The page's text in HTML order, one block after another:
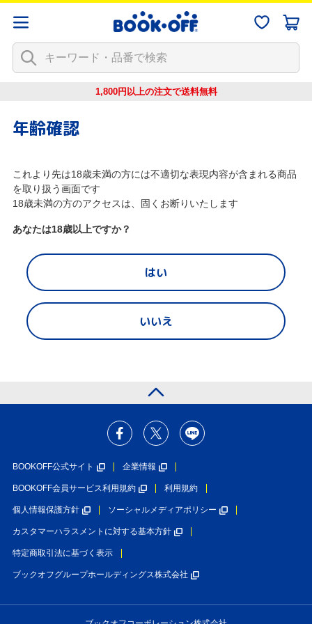
1,800円以上の注文で送料無料
年齢確認
これより先は18歳未満の方には不適切な表現内容が含まれる商品
を取り扱う画面です
18歳未満の方のアクセスは、固くお断りいたします
あなたは18歳以上ですか？
はい
いいえ
BOOKOFF公式サイト 企業情報
BOOKOFF会員サービス利用規約 利用規約
個人情報保護方針 ソーシャルメディアポリシー
カスタマーハラスメントに対する基本方針
特定商取引法に基づく表示
ブックオフグループホールディングス株式会社